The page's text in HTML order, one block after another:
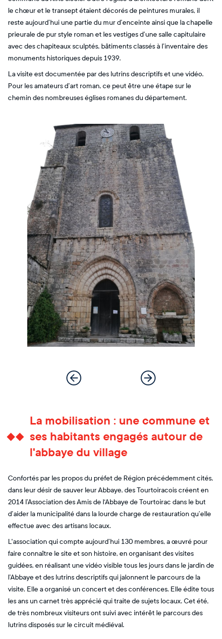
le chœur et le transept étaient décorés de peintures murales, il
reste aujourd’hui une partie du mur d’enceinte ainsi que la chapelle
prieurale de pur style roman et les vestiges d’une salle capitulaire
avec des chapiteaux sculptés, bâtiments classés à l’inventaire des
monuments historiques depuis 1939.
La visite est documentée par des lutrins descriptifs et une vidéo.
Pour les amateurs d’art roman, ce peut être une étape sur le
chemin des nombreuses églises romanes du département.
La mobilisation : une commune et
ses habitants engagés autour de
l'abbaye du village
Confortés par les propos du préfet de Région précédemment cités,
dans leur désir de sauver leur Abbaye, des Tourtoiracois créent en
2014 l’Association des Amis de l‘Abbaye de Tourtoirac dans le but
d’aider la municipalité dans la lourde charge de restauration qu’elle
effectue avec des artisans locaux.
L'association qui compte aujourd’hui 130 membres, a œuvré pour
faire connaître le site et son histoire, en organisant des visites
guidées, en réalisant une vidéo visible tous les jours dans le jardin de
l’Abbaye et des lutrins descriptifs qui jalonnent le parcours de la
visite. Elle a organisé un concert et des conférences. Elle édite tous
les ans un carnet très apprécié qui traite de sujets locaux. Cet été,
de très nombreux visiteurs ont suivi avec intérêt le parcours des
lutrins disposés sur le circuit médiéval.